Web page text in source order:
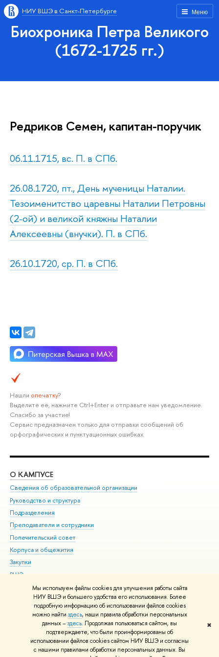
Мы используем файлы cookies для улучшения работы сайта
НИУ ВШЭ и большего удобства его использования. Более
подробную информацию об использовании файлов cookies
можно найти здесь, наши правила обработки персональных
данных –здесь. Продолжая пользоваться сайтом, вы
подтверждаете, что были проинформированы об
использовании файлов cookies сайтом НИУ ВШЭ и согласны
с нашими правилами обработки персональных данных. Вы
✖
Меню
НИУ ВШЭ в Санкт-Петербурге
Биохроника Петра Великого
(1672-1725 гг.)
Редриков Семен, капитан-поручик
06.11.1715, вс. П. в СПб.
26.08.1720, пт., День мученицы Наталии.
Тезоименитство царевны Наталии Петровны
(2-ой) и великой княжны Наталии
Алексеевны (внучки). П. в СПб.
26.10.1720, ср. П. в СПб.
Нашли опечатку?
Выделите её, нажмите Ctrl+Enter и отправьте нам уведомление.
Спасибо за участие!
Сервис предназначен только для отправки сообщений об
орфографических и пунктуационных ошибках.
О КАМПУСЕ
Сведения об образовательной организации
Руководство и структура
Подразделения
Преподаватели и сотрудники
Попечительский совет
Корпуса и общежития
Закупки
ВШЭ для студентов с ограниченными возможностями
здоровья и инвалидностью
Версия для слабовидящих
Единая платежная страница
© НИУ ВШЭ 1993–2026 Адреса и контакты Условия использования
материалов Политика конфиденциальности Карта сайта